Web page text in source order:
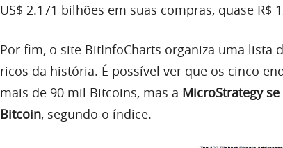
US$ 2.171 bilhões em suas compras, quase R$
Por fim, o site BitInfoCharts organiza uma lista
ricos da história. É possível ver que os cinco
mais de 90 mil Bitcoins, mas a MicroStrategy
Bitcoin, segundo o índice.